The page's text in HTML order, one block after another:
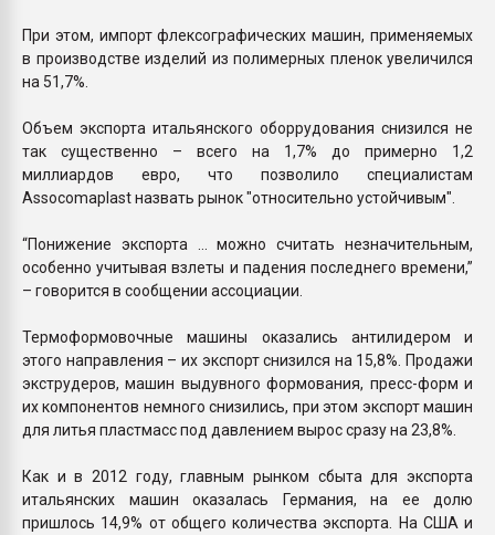
При этом, импорт флексографических машин, применяемых
в производстве изделий из полимерных пленок увеличился
на 51,7%.
Объем экспорта итальянского оборрудования снизился не
так существенно – всего на 1,7% до примерно 1,2
миллиардов евро, что позволило специалистам
Assocomaplast назвать рынок "относительно устойчивым".
“Понижение экспорта … можно считать незначительным,
особенно учитывая взлеты и падения последнего времени,”
– говорится в сообщении ассоциации.
Термоформовочные машины оказались антилидером и
этого направления – их экспорт снизился на 15,8%. Продажи
экструдеров, машин выдувного формования, пресс-форм и
их компонентов немного снизились, при этом экспорт машин
для литья пластмасс под давлением вырос сразу на 23,8%.
Как и в 2012 году, главным рынком сбыта для экспорта
итальянских машин оказалась Германия, на ее долю
пришлось 14,9% от общего количества экспорта. На США и